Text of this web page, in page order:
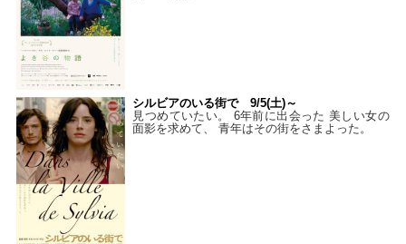
シルビアのいる街で 9/5(土)～
見つめていたい。 6年前に出会った 美しい女の
面影を求めて、 青年はその街をさまよった。